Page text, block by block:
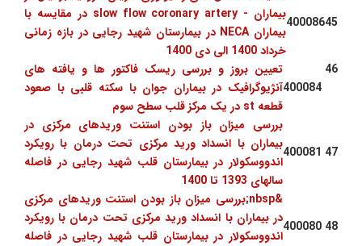
45
400086
بیماران - slow flow coronary artery در مقایسه با
بیماران NECA در بیمارستان شهید رجایی در بازه زمانی
خرداد 1400 الی دی 1400
400084
تعیین بروز و بررسی ریسک فاکتور ها و یافته های
آنژیوگرافیک در بیماران جوان با سکته قلبی با صعود
قطعه st در یک مرکز قلب سطح سوم
47
400081
بررسی میزان باز بودن استنت وریدهای مرکزی در
بیماران با انسداد ورید مرکزی تحت درمان با رویکرد
اندووسکولار در بیمارستان قلب شهید رجایی در فاصله
سالهای 1393 تا 1400
48
400080
&nbsp;بررسی میزان باز بودن استنت وریدهای مرکزی
در بیماران با انسداد ورید مرکزی تحت درمان با رویکرد
اندووسکولار در بیمارستان قلب شهید رجایی در فاصله